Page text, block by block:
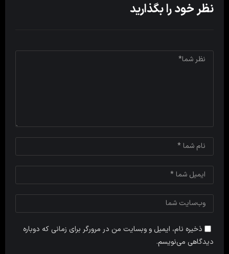
نظر خود را بگذارید
ذخیره نام، ایمیل و وبسایت من در مرورگر برای زمانی که دوباره
دیدگاهی می‌نویسم.